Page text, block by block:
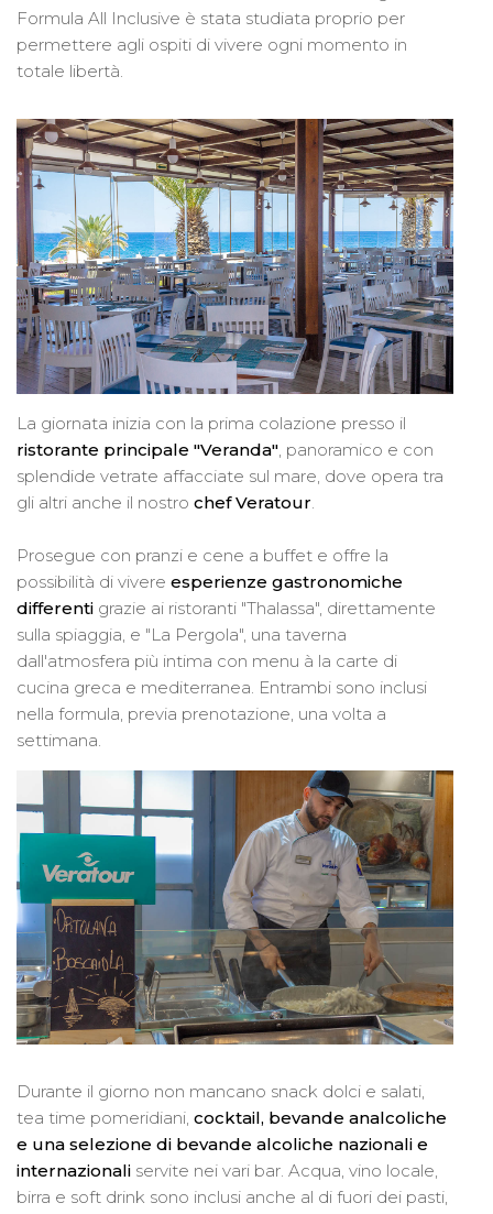
Formula All Inclusive è stata studiata proprio per
permettere agli ospiti di vivere ogni momento in
totale libertà.
La giornata inizia con la prima colazione presso il
ristorante principale "Veranda" , panoramico e con
splendide vetrate affacciate sul mare, dove opera tra
gli altri anche il nostro chef Veratour
Prosegue con pranzi e cene a buffet e offre la
possibilità di vivere esperienze gastronomiche
differenti grazie ai ristoranti "Thalassa", direttamente
sulla spiaggia, e "La Pergola", una taverna
dall'atmosfera più intima con menu à la carte di
cucina greca e mediterranea. Entrambi sono inclusi
nella formula, previa prenotazione, una volta a
settimana.
Durante il giorno non mancano snack dolci e salati,
tea time pomeridiani, cocktail, bevande analcoliche
e una selezione di bevande alcoliche nazionali e
internazionali servite nei vari bar. Acqua, vino locale,
birra e soft drink sono inclusi anche al di fuori dei pasti,